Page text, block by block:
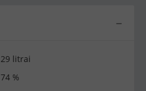
−
29 litrai
74 %